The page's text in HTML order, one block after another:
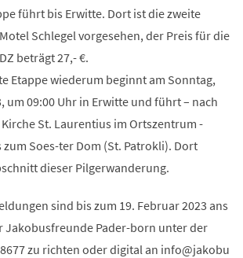
führt bis Erwitte. Dort ist die zweite
Schlegel vorgesehen, der Preis für die
beträgt 27,- €.
Etappe wiederum beginnt am Sonntag,
um 09:00 Uhr in Erwitte und führt – nach
St. Laurentius im Ortszentrum -
Soes-ter Dom (St. Patrokli). Dort
dieser Pilgerwanderung.
sind bis zum 19. Februar 2023 ans
Jakobusfreunde Pader-born unter der
zu richten oder digital an info
jakobu